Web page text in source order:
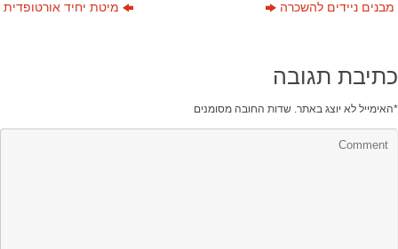
מיטת יחיד אורטופדית מבנים ניידים להשכרה
כתיבת תגובה
האימייל לא יוצג באתר. שדות החובה מסומנים *